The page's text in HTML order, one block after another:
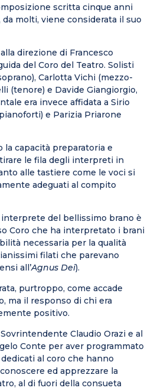
scritta cinque anni
molti, viene considerata il suo
direzione di Francesco
del Coro del Teatro. Solisti
Carlotta Vichi (mezzo-
(tenore) e Davide Giangiorgio,
era invece affidata a Sirio
e Parizia Priarone
la capacità preparatoria e
le fila degli interpreti in
alle tastiere come le voci si
adeguati al compito
del bellissimo brano è
Coro che ha interpretato i brani
necessaria per la qualità
filati che parevano
all’Agnus Dei).
purtroppo, come accade
ma il responso di chi era
positivo.
Claudio Orazi e al
Conte per aver programmato
al coro che hanno
ed apprezzare la
al di fuori della consueta